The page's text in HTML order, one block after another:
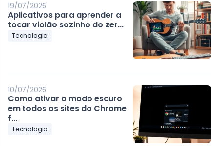
19/07/2026
Aplicativos para aprender a
tocar violão sozinho do zer...
Tecnologia
10/07/2026
Como ativar o modo escuro
em todos os sites do Chrome
f...
Tecnologia